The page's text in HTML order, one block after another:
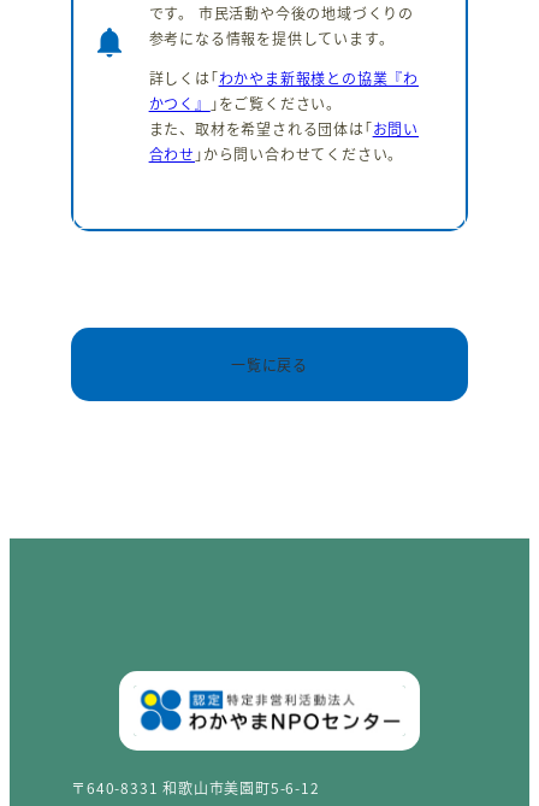
notifications
です。 市民活動や今後の地域づくりの
参考になる情報を提供しています。
詳しくは｢わかやま新報様との協業『わ
かつく』
｣をご覧ください。
また、取材を希望される団体は｢お問い
合わせ ｣から問い合わせてください。
一覧に戻る
〒640-8331 和歌山市美園町5-6-12